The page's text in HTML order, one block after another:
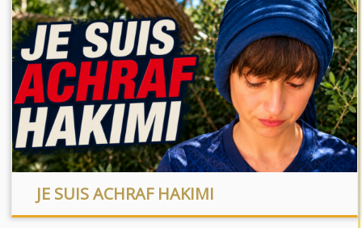
JE SUIS ACHRAF HAKIMI